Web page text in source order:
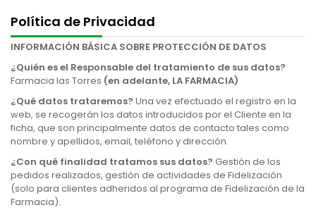
Política de Privacidad
INFORMACIÓN BÁSICA SOBRE PROTECCIÓN DE DATOS
¿Quién es el Responsable del tratamiento de sus datos?
Farmacia las Torres (en adelante, LA FARMACIA)
¿Qué datos trataremos? Una vez efectuado el registro en la
web, se recogerán los datos introducidos por el Cliente en la
ficha, que son principalmente datos de contacto tales como
nombre y apellidos, email, teléfono y dirección.
¿Con qué finalidad tratamos sus datos? Gestión de los
pedidos realizados, gestión de actividades de Fidelización
(solo para clientes adheridos al programa de Fidelización de la
Farmacia).